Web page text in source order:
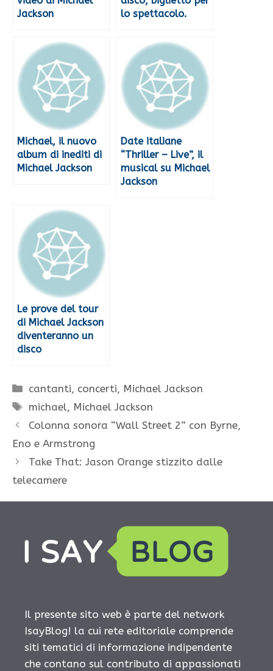
Jackson
lo spettacolo.
Michael, il nuovo
album di inediti di
Michael Jackson
Date italiane
“Thriller – Live”, il
musical su Michael
Jackson
Le prove del tour
di Michael Jackson
diventeranno un
disco
Categorie
cantanti, concerti, Michael Jackson
Tag
michael, Michael Jackson
Colonna sonora “Wall Street 2” con Byrne,
Eno e Armstrong
Take That: Jason Orange stizzito dalle
telecamere
Il presente sito web è parte del network
IsayBlog! la cui rete editoriale comprende
siti tematici di informazione indipendente
che contano sul contributo di appassionati